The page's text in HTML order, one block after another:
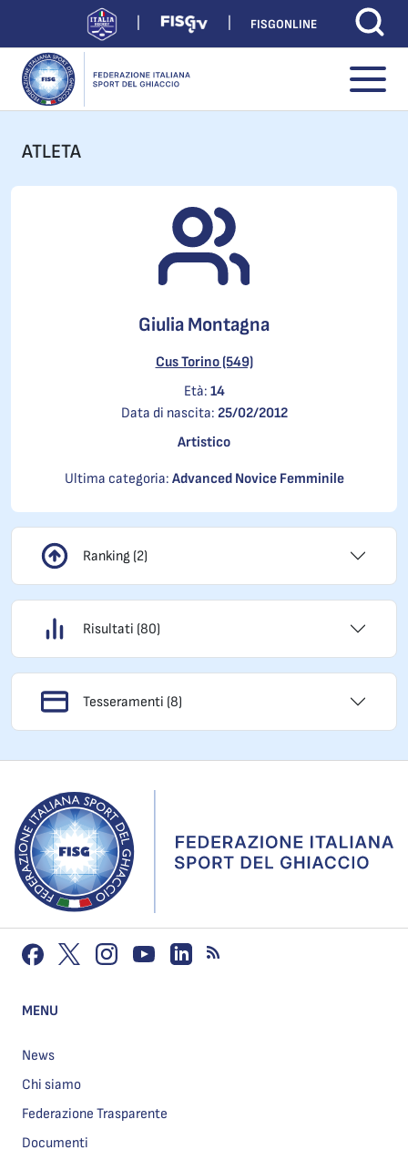
FISGONLINE
ATLETA
Giulia Montagna
Cus Torino (549)
Età: 14
Data di nascita: 25/02/2012
Artistico
Ultima categoria: Advanced Novice Femminile
Ranking (2)
Risultati (80)
Tesseramenti (8)
MENU
News
Chi siamo
Federazione Trasparente
Documenti